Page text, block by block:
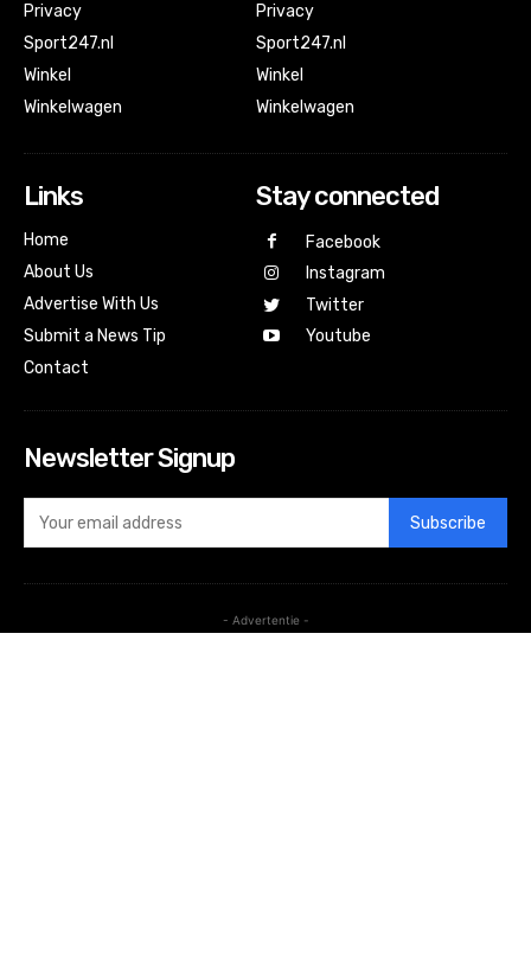
Privacy
Sport247.nl
Winkel
Winkelwagen
Privacy
Sport247.nl
Winkel
Winkelwagen
Links
Home
About Us
Advertise With Us
Submit a News Tip
Contact
Stay connected
Facebook
Instagram
Twitter
Youtube
Newsletter Signup
Subscribe
- Advertentie -